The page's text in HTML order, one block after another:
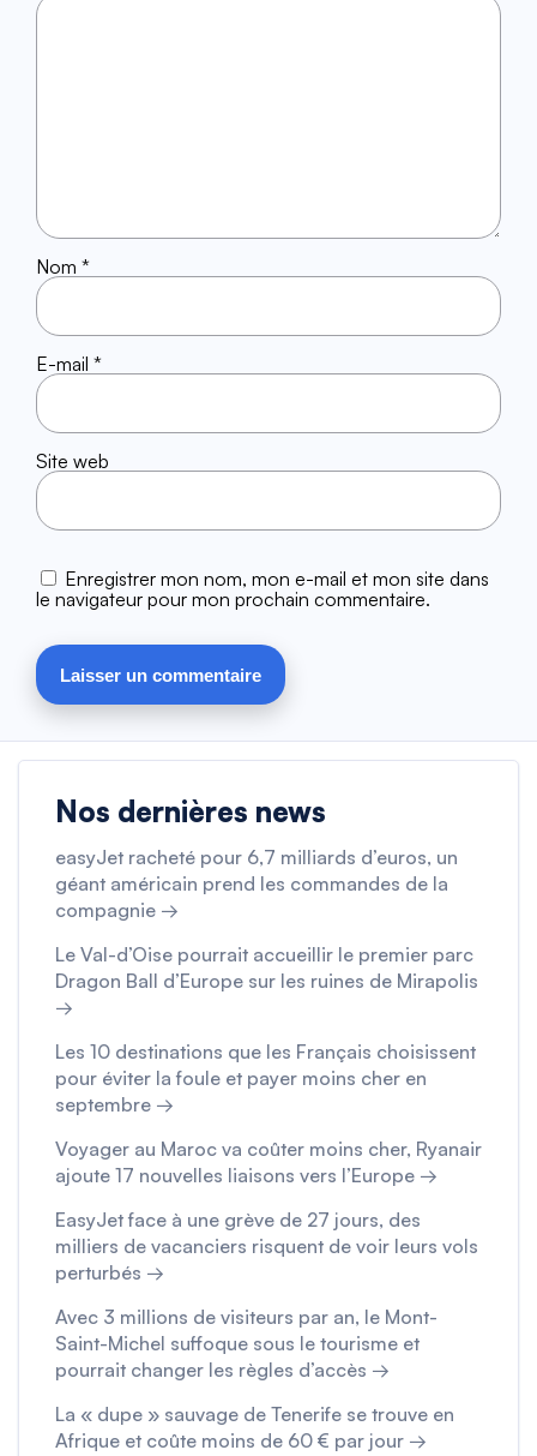
Nom *
E-mail *
Site web
Enregistrer mon nom, mon e-mail et mon site dans
le navigateur pour mon prochain commentaire.
Nos dernières news
easyJet racheté pour 6,7 milliards d’euros, un
géant américain prend les commandes de la
compagnie →
Le Val-d’Oise pourrait accueillir le premier parc
Dragon Ball d’Europe sur les ruines de Mirapolis
→
Les 10 destinations que les Français choisissent
pour éviter la foule et payer moins cher en
septembre →
Voyager au Maroc va coûter moins cher, Ryanair
ajoute 17 nouvelles liaisons vers l’Europe →
EasyJet face à une grève de 27 jours, des
milliers de vacanciers risquent de voir leurs vols
perturbés →
Avec 3 millions de visiteurs par an, le Mont-
Saint-Michel suffoque sous le tourisme et
pourrait changer les règles d’accès →
La « dupe » sauvage de Tenerife se trouve en
Afrique et coûte moins de 60 € par jour →